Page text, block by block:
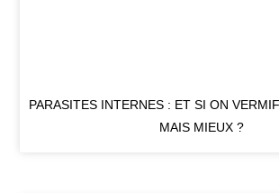
PARASITES INTERNES : ET SI ON
MAIS MIEUX ?